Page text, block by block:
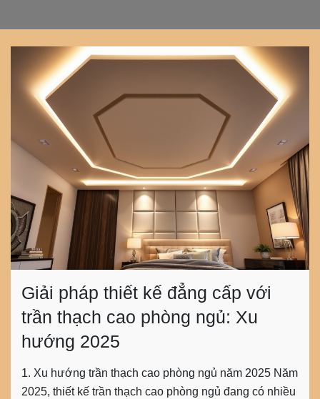
Giải pháp thiết kế đẳng cấp với
trần thạch cao phòng ngủ: Xu
hướng 2025
1. Xu hướng trần thạch cao phòng ngủ năm 2025 Năm
2025, thiết kế trần thạch cao phòng ngủ đang có nhiều